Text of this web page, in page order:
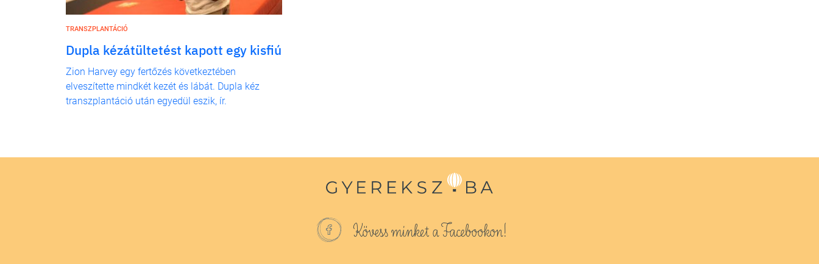
TRANSZPLANTÁCIÓ
Dupla kézátültetést kapott egy kisfiú
Zion Harvey egy fertőzés következtében
elveszítette mindkét kezét és lábát. Dupla kéz
transzplantáció után egyedül eszik, ír.
Kövess minket a Facebookon!